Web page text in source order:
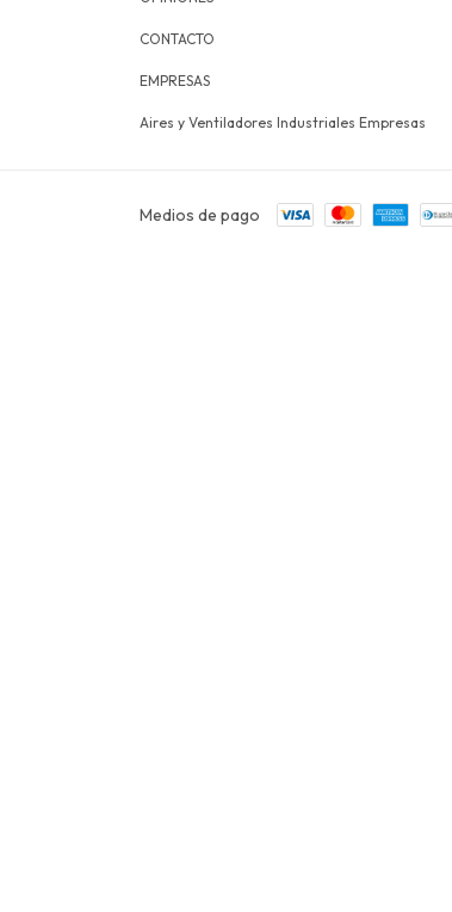
CONTACTO
EMPRESAS
Aires y Ventiladores Industriales Empresas
Medios de pago